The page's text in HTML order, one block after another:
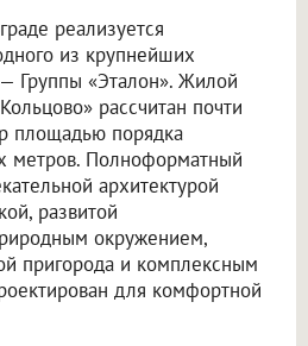
реализуется
из крупнейших
Группы «Эталон». Жилой
рассчитан почти
площадью порядка
метров. Полноформатный
архитектурой
развитой
окружением,
пригорода и комплексным
для комфортной